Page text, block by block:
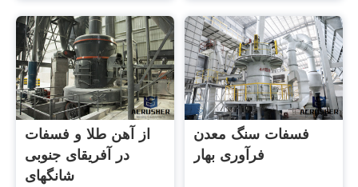
از آهن طلا و فسفات
در آفریقای جنوبی
شانگهای
فسفات سنگ معدن
فرآوری بهار